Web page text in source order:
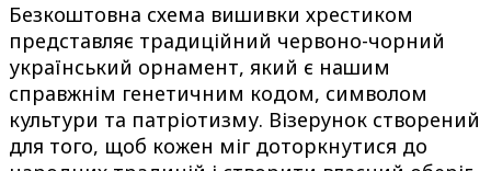
Безкоштовна схема вишивки хрестиком
представляє традиційний червоно-чорний
український орнамент, який є нашим
справжнім генетичним кодом, символом
культури та патріотизму. Візерунок створений
для того, щоб кожен міг доторкнутися до